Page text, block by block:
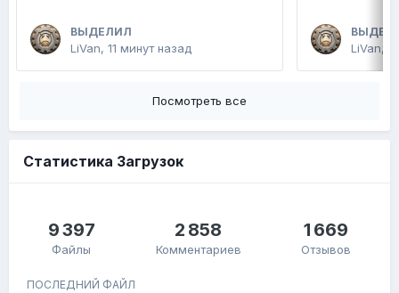
ВЫДЕЛИЛ
LiVan, 11 минут назад LiVan,
Посмотреть все
Статистика Загрузок
9 397
Файлы
2 858
Комментариев
1 669
Отзывов
ПОСЛЕДНИЙ ФАЙЛ